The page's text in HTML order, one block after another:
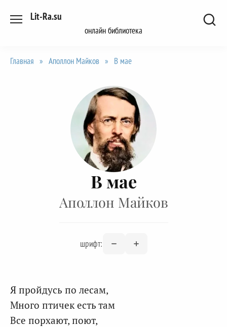
Lit-Ra.su
онлайн библиотека
Главная » Аполлон Майков » В мае
В мае
Аполлон Майков
шрифт:
Я пройдусь по лесам,
Много птичек есть там
Все порхают, поют,